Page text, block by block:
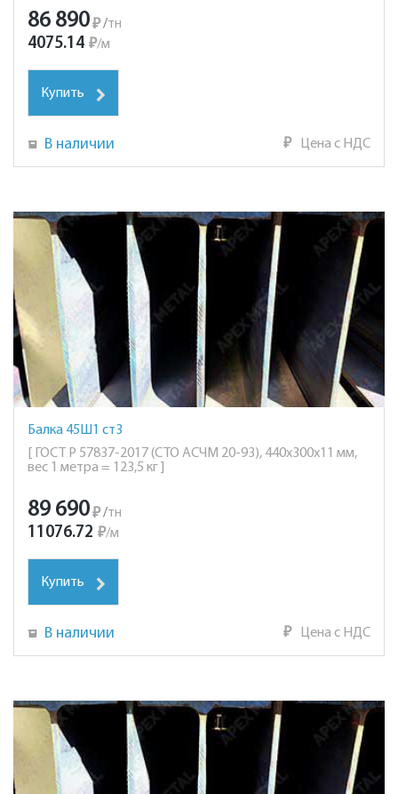
86 890₽ /тн
4075.14 ₽/м
Купить
В наличии ₽ Цена с НДС
Балка 45Ш1 ст3
[ ГОСТ Р 57837-2017 (СТО АСЧМ 20-93), 440х300х11 мм,
вес 1 метра = 123,5 кг ]
89 690₽ /тн
11076.72 ₽/м
Купить
В наличии ₽ Цена с НДС